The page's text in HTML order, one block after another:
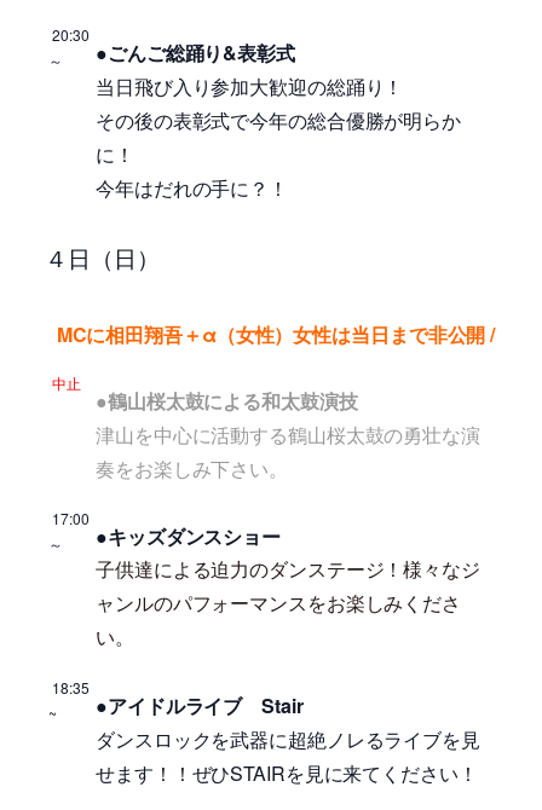
20:30
～
●ごんご総踊り&表彰式
当日飛び入り参加大歓迎の総踊り！
その後の表彰式で今年の総合優勝が明らか
に！
今年はだれの手に？！
４日（日）
MCに相田翔吾＋α（女性）女性は当日まで非公開 /
中止
●鶴山桜太鼓による和太鼓演技
津山を中心に活動する鶴山桜太鼓の勇壮な演
奏をお楽しみ下さい。
17:00
～
●キッズダンスショー
子供達による迫力のダンステージ！様々なジ
ャンルのパフォーマンスをお楽しみくださ
い。
18:35
~
●アイドルライブ Stair
ダンスロックを武器に超絶ノレるライブを見
せます！！ぜひSTAIRを見に来てください！